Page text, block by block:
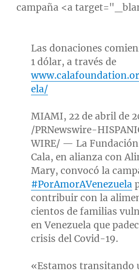
campaña <a
Las donaciones
1 dólar, a través de
ela/
MIAMI, 22 de abril de
/PRNewswire-
WIRE/ — La Fundación
Cala, en alianza con
Mary, convocó la
#PorAmorAVenezuela
contribuir con la
cientos de familias
enVenezuela que
crisis del Covid-19.
«Estamos transitando